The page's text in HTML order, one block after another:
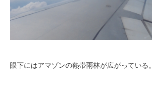
眼下にはアマゾンの熱帯雨林が広がっている。